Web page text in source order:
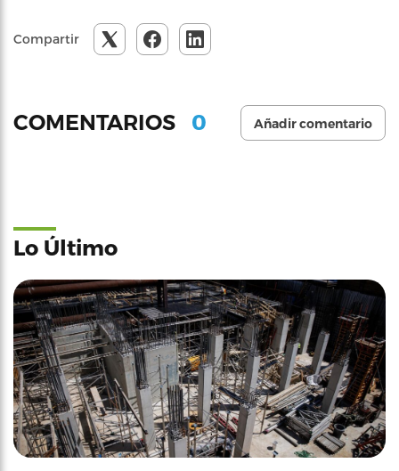
Compartir
COMENTARIOS 0 Añadir comentario
Lo Último